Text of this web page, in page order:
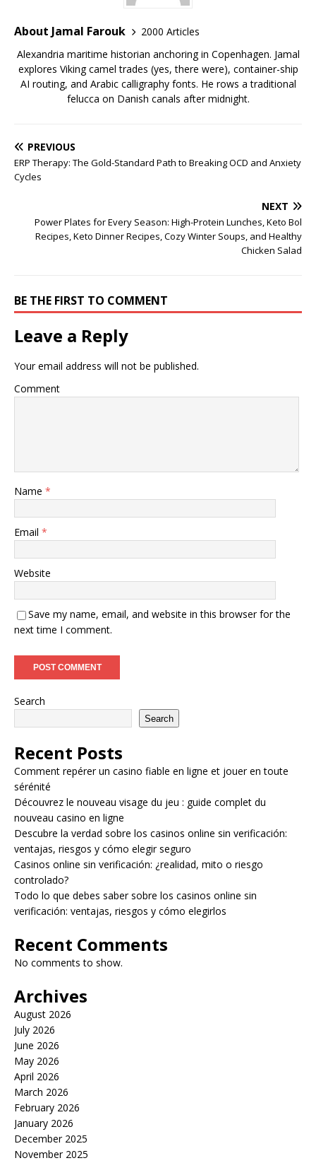
About Jamal Farouk
2000 Articles
Alexandria maritime historian anchoring in Copenhagen. Jamal
explores Viking camel trades (yes, there were), container-ship
AI routing, and Arabic calligraphy fonts. He rows a traditional
felucca on Danish canals after midnight.
PREVIOUS
ERP Therapy: The Gold-Standard Path to Breaking OCD and Anxiety
Cycles
NEXT
Power Plates for Every Season: High-Protein Lunches, Keto Bol
Recipes, Keto Dinner Recipes, Cozy Winter Soups, and Healthy
Chicken Salad
BE THE FIRST TO COMMENT
Leave a Reply
Your email address will not be published.
Comment
Name *
Email *
Website
Save my name, email, and website in this browser for the
next time I comment.
Search
Search
Recent Posts
Comment repérer un casino fiable en ligne et jouer en toute
sérénité
Découvrez le nouveau visage du jeu : guide complet du
nouveau casino en ligne
Descubre la verdad sobre los casinos online sin verificación:
ventajas, riesgos y cómo elegir seguro
Casinos online sin verificación: ¿realidad, mito o riesgo
controlado?
Todo lo que debes saber sobre los casinos online sin
verificación: ventajas, riesgos y cómo elegirlos
Recent Comments
No comments to show.
Archives
August 2026
July 2026
June 2026
May 2026
April 2026
March 2026
February 2026
January 2026
December 2025
November 2025